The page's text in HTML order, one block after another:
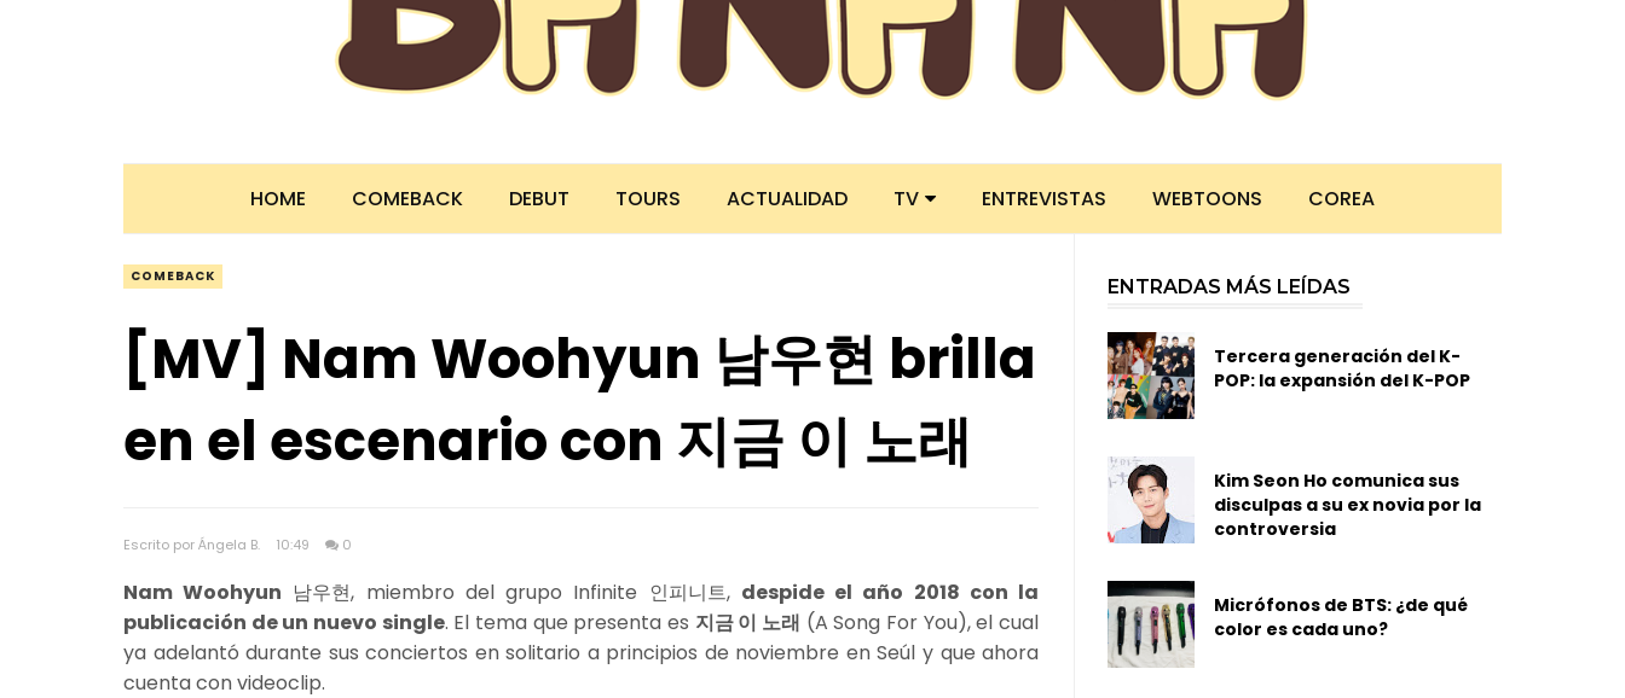
HOME COMEBACK DEBUT TOURS ACTUALIDAD TV ENTREVISTAS WEBTOONS COREA
COMEBACK
[MV] Nam Woohyun 남우현 brilla
en el escenario con 지금 이 노래
Escrito por Ángela B. 10:49 0
Nam Woohyun 남우현, miembro del grupo Infinite 인피니트, despide el año 2018 con la
publicación de un nuevo single. El tema que presenta es 지금 이 노래 (A Song For You), el cual
ya adelantó durante sus conciertos en solitario a principios de noviembre en Seúl y que ahora
cuenta con videoclip.
ENTRADAS MÁS LEÍDAS
Tercera generación del K-
POP: la expansión del K-POP
Kim Seon Ho comunica sus
disculpas a su ex novia por la
controversia
Micrófonos de BTS: ¿de qué
color es cada uno?